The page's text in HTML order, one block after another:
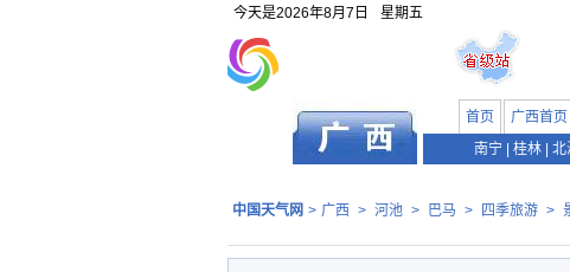
今天是2026年8月7日 星期五
首页 广西首页
南宁
桂林 北
中国天气网 > 广西 > 河池 > 巴马 > 四季旅游 >